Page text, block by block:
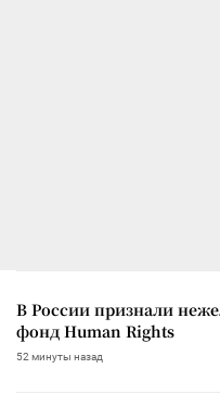
В России признали
фонд Human Rights
52 минуты назад